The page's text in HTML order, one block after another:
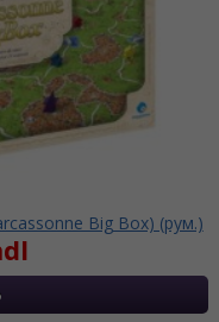
Big Box) (рум.)